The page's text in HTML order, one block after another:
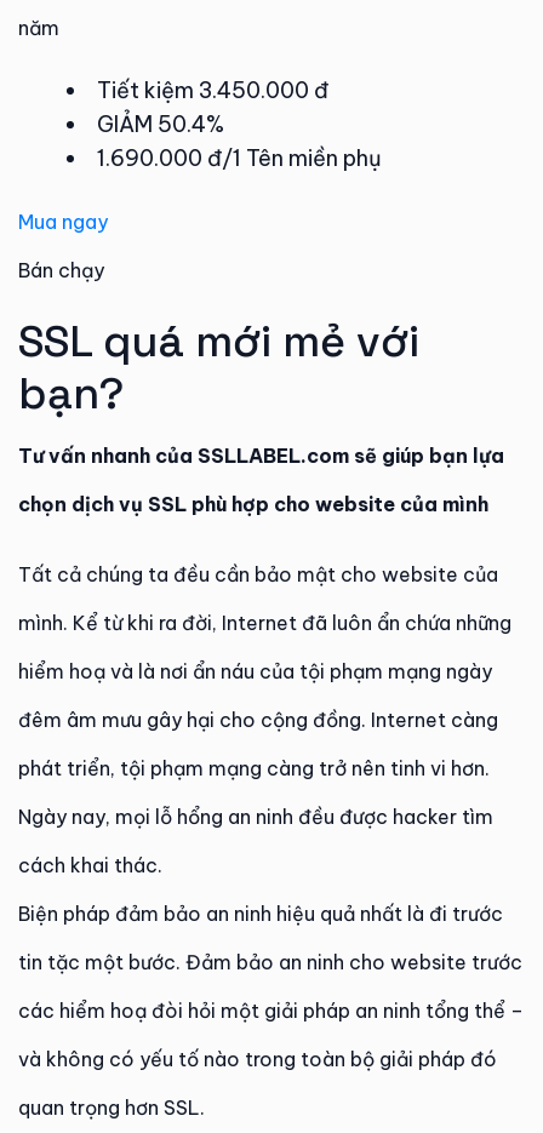
năm
Tiết kiệm 3.450.000 đ
GIẢM 50.4%
1.690.000 đ/1 Tên miền phụ
Mua ngay
Bán chạy
SSL quá mới mẻ với
bạn?
Tư vấn nhanh của SSLLABEL.com sẽ giúp bạn lựa
chọn dịch vụ SSL phù hợp cho website của mình
Tất cả chúng ta đều cần bảo mật cho website của
mình. Kể từ khi ra đời, Internet đã luôn ẩn chứa những
hiểm hoạ và là nơi ẩn náu của tội phạm mạng ngày
đêm âm mưu gây hại cho cộng đồng. Internet càng
phát triển, tội phạm mạng càng trở nên tinh vi hơn.
Ngày nay, mọi lỗ hổng an ninh đều được hacker tìm
cách khai thác.
Biện pháp đảm bảo an ninh hiệu quả nhất là đi trước
tin tặc một bước. Đảm bảo an ninh cho website trước
các hiểm hoạ đòi hỏi một giải pháp an ninh tổng thể –
và không có yếu tố nào trong toàn bộ giải pháp đó
quan trọng hơn SSL.